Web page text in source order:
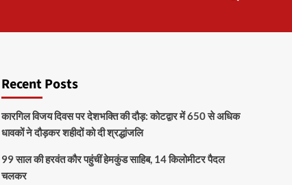
Recent Posts
कारगिल विजय दिवस पर देशभक्ति की दौड़: कोटद्वार में 650 से अधिक
धावकों ने दौड़कर शहीदों को दी श्रद्धांजलि
99 साल की हरवंत कौर पहुंचीं हेमकुंड साहिब, 14 किलोमीटर पैदल
चलकर